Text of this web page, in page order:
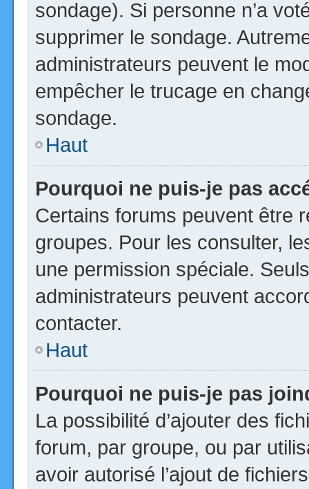
sondage). Si personne n’a
supprimer le sondage.
administrateurs peuvent le
empêcher le trucage en
sondage.
Haut
Pourquoi ne puis-je pas
Certains forums peuvent être
groupes. Pour les consulter,
une permission spéciale.
administrateurs peuvent
contacter.
Haut
Pourquoi ne puis-je pas
La possibilité d’ajouter des
forum, par groupe, ou par
avoir autorisé l’ajout de